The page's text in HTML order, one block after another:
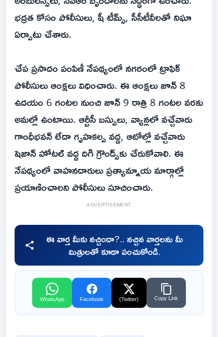
భద్రత కోసం పోలీసులు, షీ టీమ్స్, సీసీటీవీలతో నిఘా
ఏర్పాటు చేశారు.
చేప ప్రసాదం పంపిణీ నేపథ్యంలో నగరంలో ట్రాఫిక్
పోలీసులు ఆంక్షలు విధించారు. ఈ ఆంక్షలు జూన్ 8
ఉదయం 6 గంటల నుంచి జూన్ 9 రాత్రి 8 గంటల వరకు
అమల్లో ఉంటాయి. ఆర్టీసీ బస్సులు, వ్యాన్లలో వచ్చేవారు
గాంధీభవన్ లేదా గృహకల్ప వద్ద, ఆటోల్లో వచ్చేవారు
షెజాన్ హోటల్ వద్ద దిగి గ్రౌండ్స్‌కు చేరుకోవాలి. ఈ
నేపథ్యంలో వాహనదారులు ప్రత్యామ్నాయ మార్గాల్లో
ప్రయాణించాలని పోలీసులు సూచించారు.
ADVERTISEMENT
ఈ వార్త మీకు నచ్చిందా?.. నచ్చిన వార్తలను మీ
మిత్రులతో కూడా పంచుకోండి.
WhatsApp Facebook (Twitter) Copy Link